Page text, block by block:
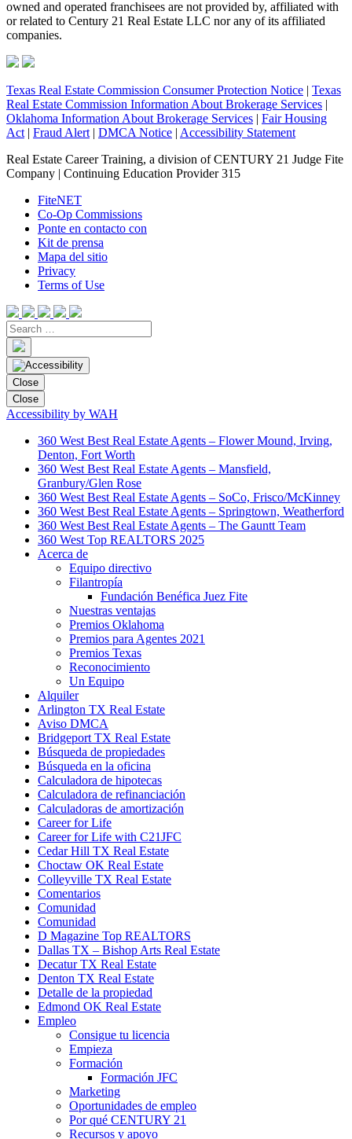
owned and operated franchisees are not provided by, affiliated with
or related to Century 21 Real Estate LLC nor any of its affiliated
companies.
Texas Real Estate Commission Consumer Protection Notice | Texas
Real Estate Commission Information About Brokerage Services |
Oklahoma Information About Brokerage Services | Fair Housing
Act | Fraud Alert | DMCA Notice | Accessibility Statement
Real Estate Career Training, a division of CENTURY 21 Judge Fite
Company | Continuing Education Provider 315
FiteNET
Co-Op Commissions
Ponte en contacto con
Kit de prensa
Mapa del sitio
Privacy
Terms of Use
Close
Close
Accessibility by WAH
360 West Best Real Estate Agents – Flower Mound, Irving,
Denton, Fort Worth
360 West Best Real Estate Agents – Mansfield,
Granbury/Glen Rose
360 West Best Real Estate Agents – SoCo, Frisco/McKinney
360 West Best Real Estate Agents – Springtown, Weatherford
360 West Best Real Estate Agents – The Gauntt Team
360 West Top REALTORS 2025
Acerca de
Equipo directivo
Filantropía
Fundación Benéfica Juez Fite
Nuestras ventajas
Premios Oklahoma
Premios para Agentes 2021
Premios Texas
Reconocimiento
Un Equipo
Alquiler
Arlington TX Real Estate
Aviso DMCA
Bridgeport TX Real Estate
Búsqueda de propiedades
Búsqueda en la oficina
Calculadora de hipotecas
Calculadora de refinanciación
Calculadoras de amortización
Career for Life
Career for Life with C21JFC
Cedar Hill TX Real Estate
Choctaw OK Real Estate
Colleyville TX Real Estate
Comentarios
Comunidad
Comunidad
D Magazine Top REALTORS
Dallas TX – Bishop Arts Real Estate
Decatur TX Real Estate
Denton TX Real Estate
Detalle de la propiedad
Edmond OK Real Estate
Empleo
Consigue tu licencia
Empieza
Formación
Formación JFC
Marketing
Oportunidades de empleo
Por qué CENTURY 21
Recursos y apoyo